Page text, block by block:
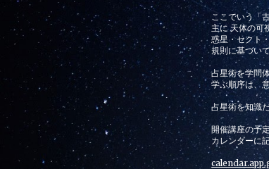
ここでいう「
主に 天体の可
惑星・セクト
規則に基づい
占星術を学問
学ぶ順序は、
占星術を知識
開催講座の予
カレンダーに